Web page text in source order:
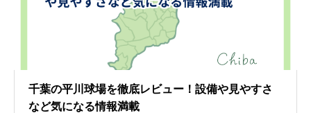
千葉の平川球場を徹底レビュー！設備や見やすさ
など気になる情報満載